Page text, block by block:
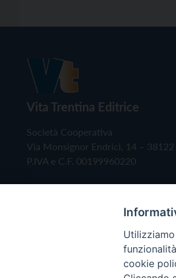
Vita Trentina Editrice
Società Cooperativa
Via Monsignor Endrici, 14 – 38122
P.IVA e C.F. 00199960220
cookie